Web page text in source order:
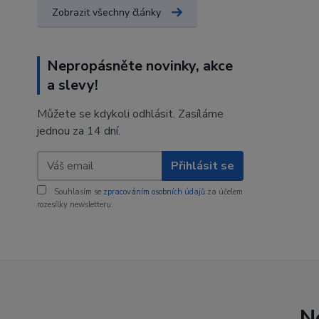
Zobrazit všechny články
Nepropásněte novinky, akce
a slevy!
Můžete se kdykoli odhlásit. Zasíláme
jednou za 14 dní.
Přihlásit se
Souhlasím se zpracováním osobních údajů za účelem
rozesílky newsletteru.